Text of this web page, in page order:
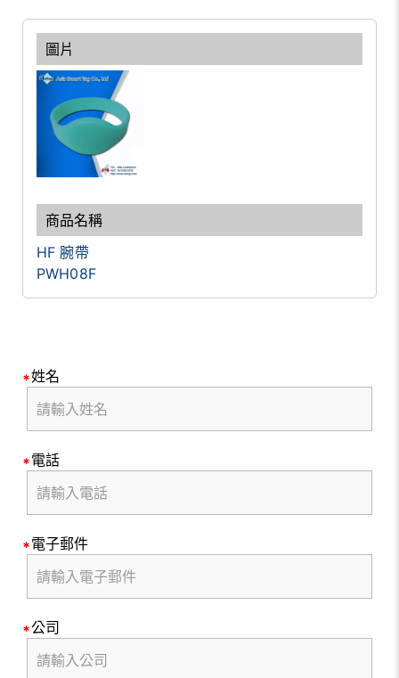
HF 腕帶
PWH08F
姓名
電話
電子郵件
公司